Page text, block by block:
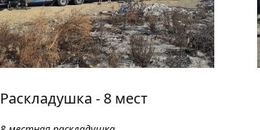
Раскладушка - 8 мест